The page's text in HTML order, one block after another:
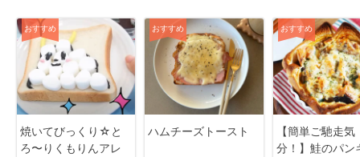
おすすめ
焼いてびっくり☆と
ろ〜りくもりんアレ
おすすめ
ハムチーズトースト
おすすめ
【簡単ご馳走気
分！】鮭のパン